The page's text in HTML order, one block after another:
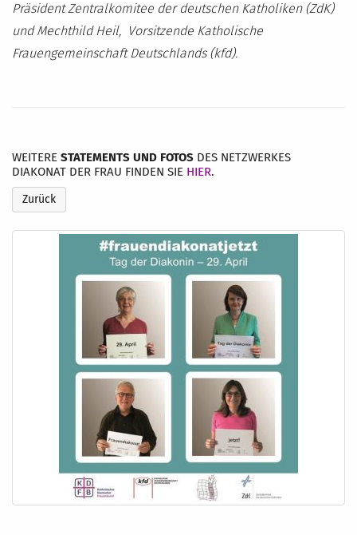
Präsident Zentralkomitee der deutschen Katholiken (ZdK)
und Mechthild Heil, Vorsitzende Katholische
Frauengemeinschaft Deutschlands (kfd).
WEITERE STATEMENTS UND FOTOS DES NETZWERKES
DIAKONAT DER FRAU FINDEN SIE HIER.
Zurück